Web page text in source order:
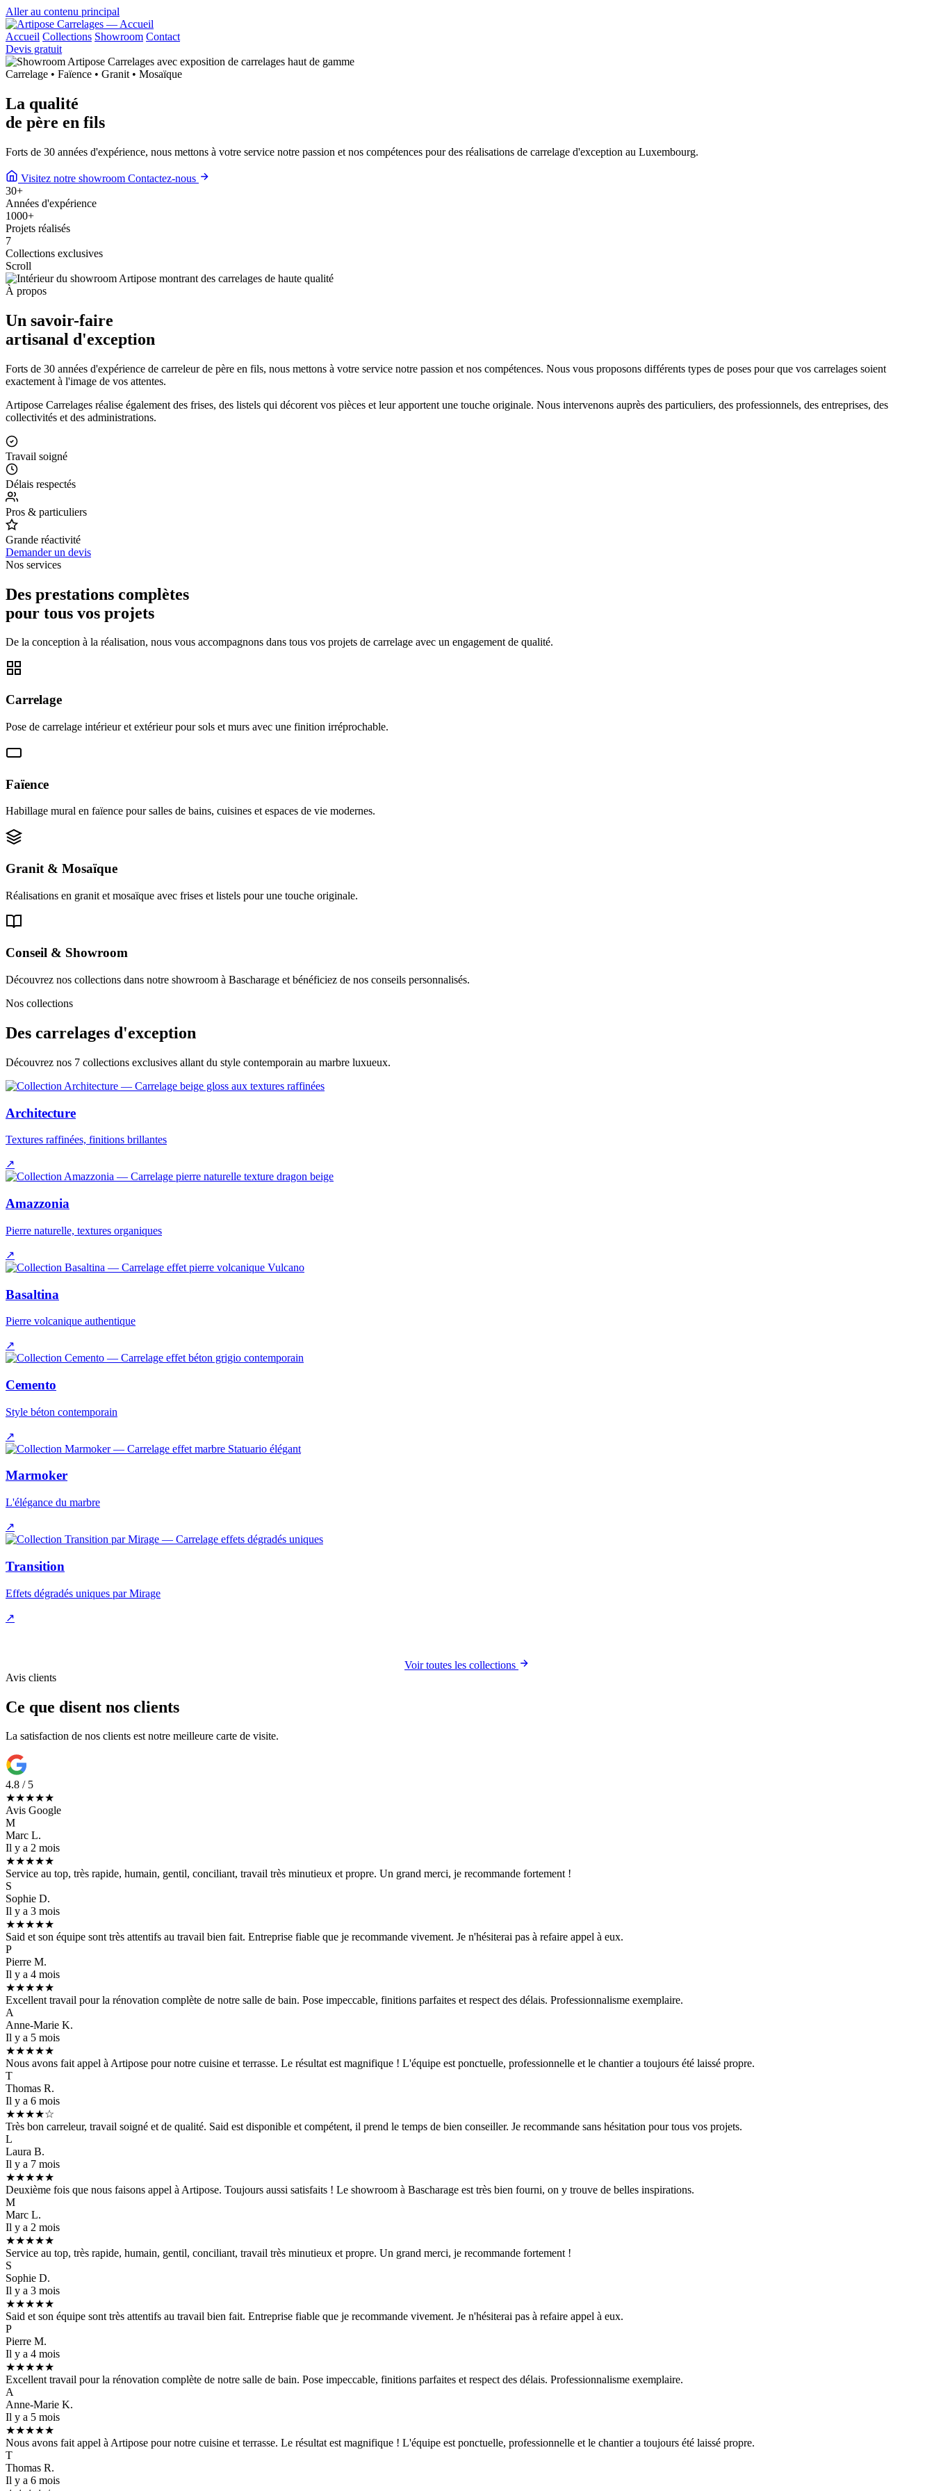
Aller au contenu principal
Accueil Collections Showroom Contact
Devis gratuit
Carrelage • Faïence • Granit • Mosaïque
La qualité
de père en fils
Forts de 30 années d'expérience, nous mettons à votre service notre passion et nos compétences pour des réalisations de carrelage d'exception au Luxembourg.
Visitez notre showroom Contactez-nous
30+
Années d'expérience
1000+
Projets réalisés
7
Collections exclusives
Scroll
À propos
Un savoir-faire
artisanal d'exception
Forts de 30 années d'expérience de carreleur de père en fils, nous mettons à votre service notre passion et nos compétences. Nous vous proposons différents types de poses pour que vos carrelages soient
exactement à l'image de vos attentes.
Artipose Carrelages réalise également des frises, des listels qui décorent vos pièces et leur apportent une touche originale. Nous intervenons auprès des particuliers, des professionnels, des entreprises, des
collectivités et des administrations.
Travail soigné
Délais respectés
Pros & particuliers
Grande réactivité
Demander un devis
Nos services
Des prestations complètes
pour tous vos projets
De la conception à la réalisation, nous vous accompagnons dans tous vos projets de carrelage avec un engagement de qualité.
Carrelage
Pose de carrelage intérieur et extérieur pour sols et murs avec une finition irréprochable.
Faïence
Habillage mural en faïence pour salles de bains, cuisines et espaces de vie modernes.
Granit & Mosaïque
Réalisations en granit et mosaïque avec frises et listels pour une touche originale.
Conseil & Showroom
Découvrez nos collections dans notre showroom à Bascharage et bénéficiez de nos conseils personnalisés.
Nos collections
Des carrelages d'exception
Découvrez nos 7 collections exclusives allant du style contemporain au marbre luxueux.
Architecture
Textures raffinées, finitions brillantes
↗
Amazzonia
Pierre naturelle, textures organiques
↗
Basaltina
Pierre volcanique authentique
↗
Cemento
Style béton contemporain
↗
Marmoker
L'élégance du marbre
↗
Transition
Effets dégradés uniques par Mirage
↗
Voir toutes les collections
Avis clients
Ce que disent nos clients
La satisfaction de nos clients est notre meilleure carte de visite.
4.8 / 5
★★★★★
Avis Google
M
Marc L.
Il y a 2 mois
★★★★★
Service au top, très rapide, humain, gentil, conciliant, travail très minutieux et propre. Un grand merci, je recommande fortement !
S
Sophie D.
Il y a 3 mois
★★★★★
Said et son équipe sont très attentifs au travail bien fait. Entreprise fiable que je recommande vivement. Je n'hésiterai pas à refaire appel à eux.
P
Pierre M.
Il y a 4 mois
★★★★★
Excellent travail pour la rénovation complète de notre salle de bain. Pose impeccable, finitions parfaites et respect des délais. Professionnalisme exemplaire.
A
Anne-Marie K.
Il y a 5 mois
★★★★★
Nous avons fait appel à Artipose pour notre cuisine et terrasse. Le résultat est magnifique ! L'équipe est ponctuelle, professionnelle et le chantier a toujours été laissé propre.
T
Thomas R.
Il y a 6 mois
★★★★☆
Très bon carreleur, travail soigné et de qualité. Said est disponible et compétent, il prend le temps de bien conseiller. Je recommande sans hésitation pour tous vos projets.
L
Laura B.
Il y a 7 mois
★★★★★
Deuxième fois que nous faisons appel à Artipose. Toujours aussi satisfaits ! Le showroom à Bascharage est très bien fourni, on y trouve de belles inspirations.
M
Marc L.
Il y a 2 mois
★★★★★
Service au top, très rapide, humain, gentil, conciliant, travail très minutieux et propre. Un grand merci, je recommande fortement !
S
Sophie D.
Il y a 3 mois
★★★★★
Said et son équipe sont très attentifs au travail bien fait. Entreprise fiable que je recommande vivement. Je n'hésiterai pas à refaire appel à eux.
P
Pierre M.
Il y a 4 mois
★★★★★
Excellent travail pour la rénovation complète de notre salle de bain. Pose impeccable, finitions parfaites et respect des délais. Professionnalisme exemplaire.
A
Anne-Marie K.
Il y a 5 mois
★★★★★
Nous avons fait appel à Artipose pour notre cuisine et terrasse. Le résultat est magnifique ! L'équipe est ponctuelle, professionnelle et le chantier a toujours été laissé propre.
T
Thomas R.
Il y a 6 mois